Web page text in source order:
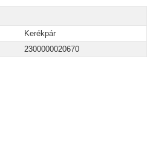
Kerékpár
2300000020670